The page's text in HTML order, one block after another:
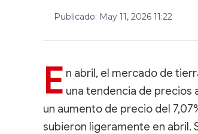
Publicado: May 11, 2026 11:22
E n abril, el mercado de
una tendencia de precios
un aumento de precio del
subieron ligeramente en abril.